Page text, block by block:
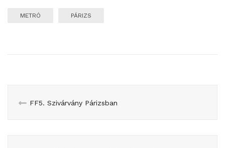
METRÓ PÁRIZS
FF5. Szivárvány Párizsban